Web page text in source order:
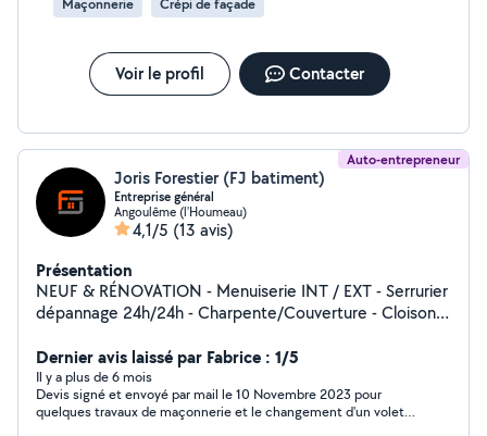
Maçonnerie Crépi de façade
Voir le profil Contacter
Auto-entrepreneur
Joris Forestier (FJ batiment)
Entreprise général
Angoulême (l'Houmeau)
4,1/5 (13 avis)
Présentation
NEUF & RÉNOVATION - Menuiserie INT / EXT - Serrurier
dépannage 24h/24h - Charpente/Couverture - Cloisons
Dernier avis laissé par Fabrice : 1/5
Il y a plus de 6 mois
Devis signé et envoyé par mail le 10 Novembre 2023 pour
quelques travaux de maçonnerie et le changement d'un volet,